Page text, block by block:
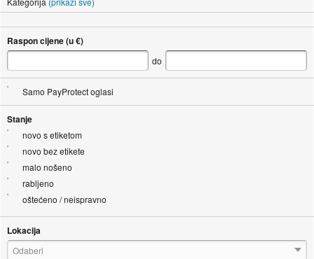
Raspon cijene (u €)
do
Samo PayProtect oglasi
Stanje
novo s etiketom
novo bez etikete
malo nošeno
rabljeno
oštećeno / neispravno
Lokacija
Odaberi